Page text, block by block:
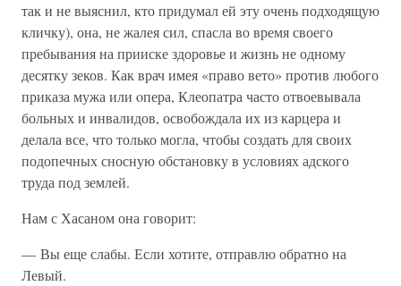
так и не выяснил, кто придумал ей эту очень подходящую
кличку), она, не жалея сил, спасла во время своего
пребывания на прииске здоровье и жизнь не одному
десятку зеков. Как врач имея «право вето» против любого
приказа мужа или oпера, Клеопатра часто отвоевывала
больных и инвалидов, освобождала их из карцера и
делала все, что только могла, чтобы создать для своих
подопечных сносную обстановку в условиях адского
труда под землей.
Нам с Хасаном она говорит:
— Вы еще слабы. Если хотите, отправлю обратно на
Левый.